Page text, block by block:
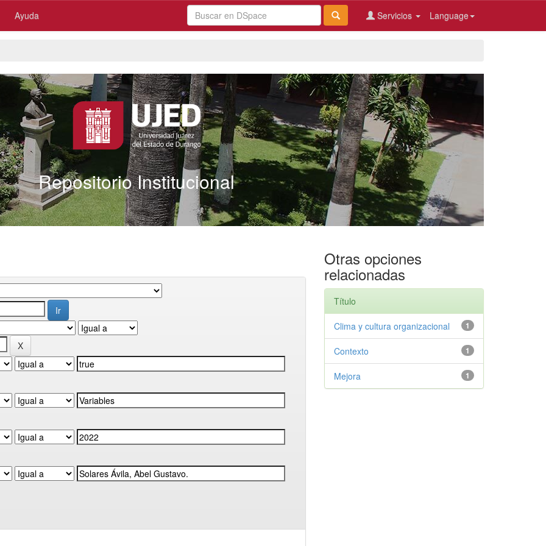
Ayuda Language
Servicios
Repositorio Institucional
Otras opciones
relacionadas
Título
1
Clima y cultura organizacional
1
Contexto
1
Mejora